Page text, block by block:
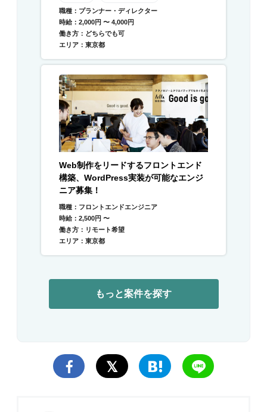
職種：プランナー・ディレクター
時給：2,000円 〜 4,000円
働き方：どちらでも可
エリア：東京都
Web制作をリードするフロントエンド
構築、WordPress実装が可能なエンジ
ニア募集！
職種：フロントエンドエンジニア
時給：2,500円 〜
働き方：リモート希望
エリア：東京都
もっと案件を探す